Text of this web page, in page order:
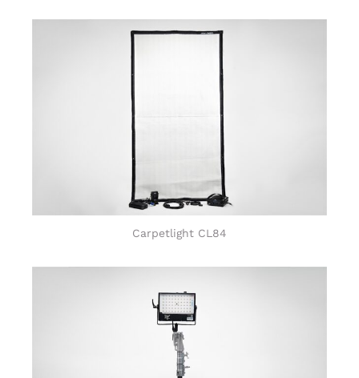
Carpetlight CL84